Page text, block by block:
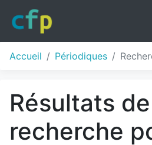
Accueil Périodiques
Résultats de
recherche